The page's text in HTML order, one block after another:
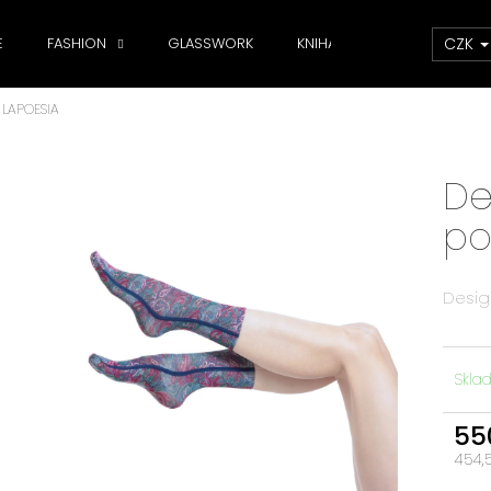
FASHION GLASSWORK KNIHA CZK
Co potřebujete najít?
Doporučujeme